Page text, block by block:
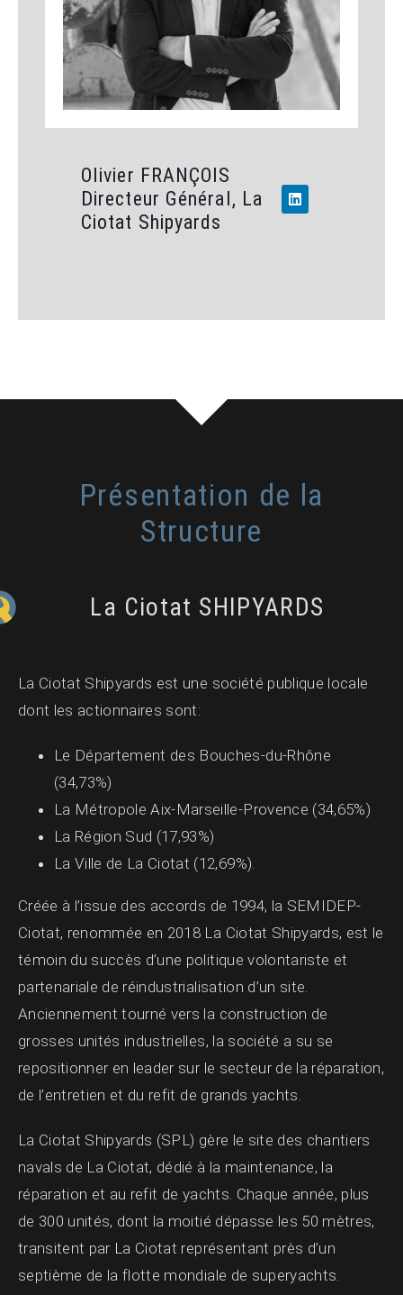
Olivier FRANÇOIS
Directeur Général, La
Ciotat Shipyards
Présentation de la
Structure
La Ciotat SHIPYARDS
La Ciotat Shipyards est une société publique locale
dont les actionnaires sont:
Le Département des Bouches-du-Rhône
(34,73%)
La Métropole Aix-Marseille-Provence (34,65%)
La Région Sud (17,93%)
La Ville de La Ciotat (12,69%).
Créée à l’issue des accords de 1994, la SEMIDEP-
Ciotat, renommée en 2018 La Ciotat Shipyards, est le
témoin du succès d’une politique volontariste et
partenariale de réindustrialisation d’un site.
Anciennement tourné vers la construction de
grosses unités industrielles, la société a su se
repositionner en leader sur le secteur de la réparation,
de l’entretien et du refit de grands yachts.
La Ciotat Shipyards (SPL) gère le site des chantiers
navals de La Ciotat, dédié à la maintenance, la
réparation et au refit de yachts. Chaque année, plus
de 300 unités, dont la moitié dépasse les 50 mètres,
transitent par La Ciotat représentant près d’un
septième de la flotte mondiale de superyachts.